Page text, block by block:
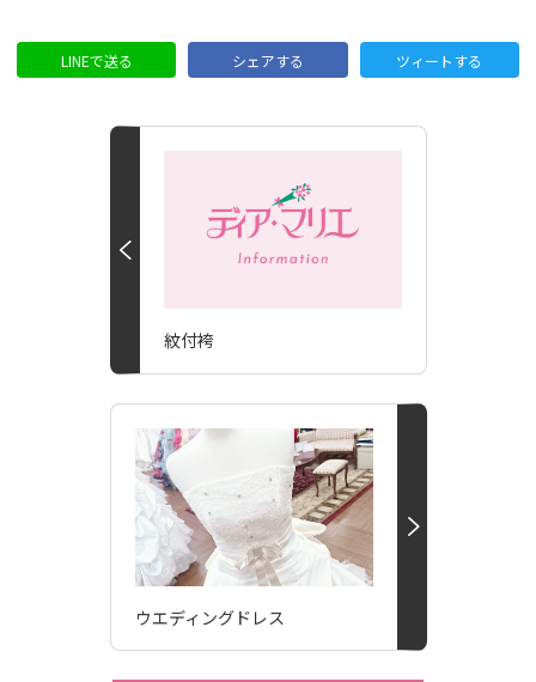
LINEで送る シェアする ツィートする
紋付袴
ウエディングドレス